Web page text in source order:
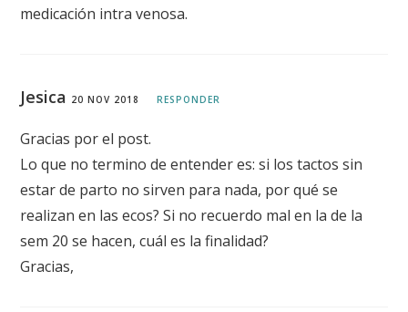
medicación intra venosa.
Jesica 20 NOV 2018 RESPONDER
Gracias por el post.
Lo que no termino de entender es: si los tactos sin
estar de parto no sirven para nada, por qué se
realizan en las ecos? Si no recuerdo mal en la de la
sem 20 se hacen, cuál es la finalidad?
Gracias,